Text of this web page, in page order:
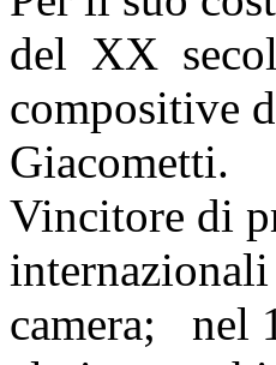
del XX
compositive
Giacometti.
Vincitore di
camera; nel